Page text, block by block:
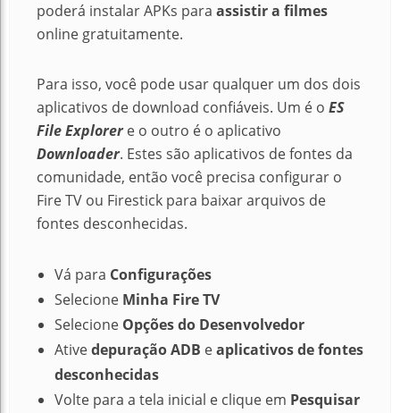
poderá instalar APKs para assistir a filmes
online gratuitamente.
Para isso, você pode usar qualquer um dos dois
aplicativos de download confiáveis. Um é o ES
File Explorere o outro é o aplicativo
Downloader. Estes são aplicativos de fontes da
comunidade, então você precisa configurar o
Fire TV ou Firestick para baixar arquivos de
fontes desconhecidas.
Vá para Configurações
Selecione Minha Fire TV
Selecione Opções do Desenvolvedor
Ativedepuração ADB eaplicativos de fontes
desconhecidas
Volte para a tela inicial e clique em Pesquisar